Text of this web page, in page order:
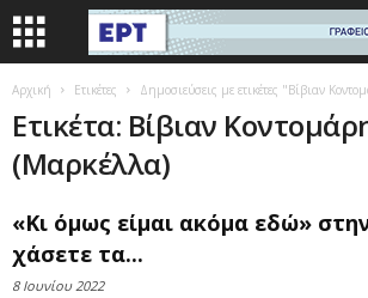
Αρχική Ετικέτες Δημοσιεύσεις με ετικέτες "Βίβιαν
Ετικέτα: Βίβιαν
(Μαρκέλλα)
«Κι όμως είμαι ακόμα εδώ»
χάσετε τα...
8 Ιουνίου 2022